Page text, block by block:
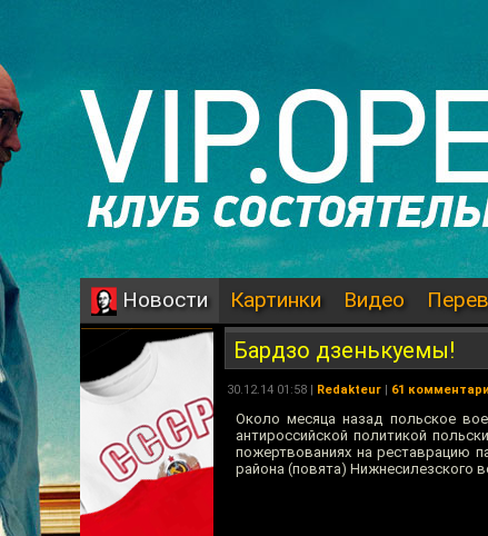
Новости Картинки Видео
Бардзо дзенькуемы!
30.12.14 01:58 | Redakteur | 61
Около месяца назад польское
антироссийской политикой
пожертвованиях на реставрацию
района (повята) Нижнесилезского